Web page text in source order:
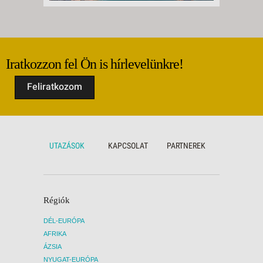
Iratkozzon fel Ön is hírlevelünkre!
Feliratkozom
UTAZÁSOK KAPCSOLAT PARTNEREK
Régiók
DÉL-EURÓPA
AFRIKA
ÁZSIA
NYUGAT-EURÓPA